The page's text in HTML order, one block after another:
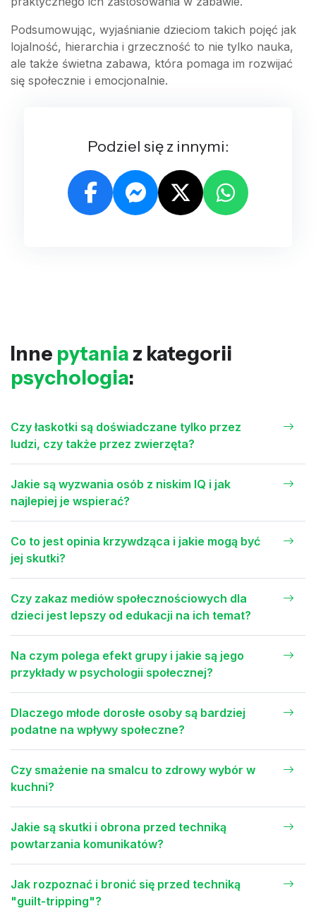
Podsumowując, wyjaśnianie dzieciom takich pojęć jak
lojalność, hierarchia i grzeczność to nie tylko nauka,
ale także świetna zabawa, która pomaga im rozwijać
się społecznie i emocjonalnie.
Podziel się z innymi:
Inne pytania z kategorii
psychologia:
Czy łaskotki są doświadczane tylko przez
ludzi, czy także przez zwierzęta?
Jakie są wyzwania osób z niskim IQ i jak
najlepiej je wspierać?
Co to jest opinia krzywdząca i jakie mogą być
jej skutki?
Czy zakaz mediów społecznościowych dla
dzieci jest lepszy od edukacji na ich temat?
Na czym polega efekt grupy i jakie są jego
przykłady w psychologii społecznej?
Dlaczego młode dorosłe osoby są bardziej
podatne na wpływy społeczne?
Czy smażenie na smalcu to zdrowy wybór w
kuchni?
Jakie są skutki i obrona przed techniką
powtarzania komunikatów?
Jak rozpoznać i bronić się przed techniką
"guilt-tripping"?